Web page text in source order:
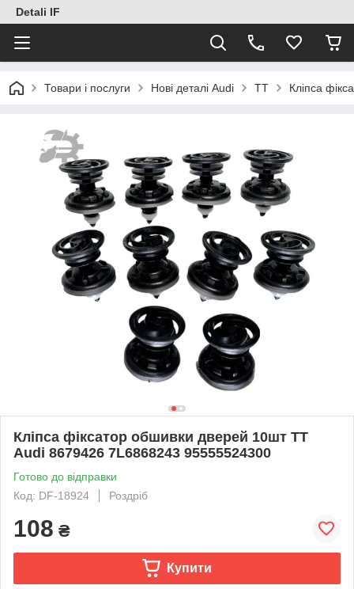
Detali IF
Товари і послуги Нові деталі Audi TT Кліпса
Кліпса фіксатор обшивки дверей 10шт TT
Audi 8679426 7L6868243 95555524300
Готово до відправки
Код: DF-18924
Роздріб
108 ₴
Купити